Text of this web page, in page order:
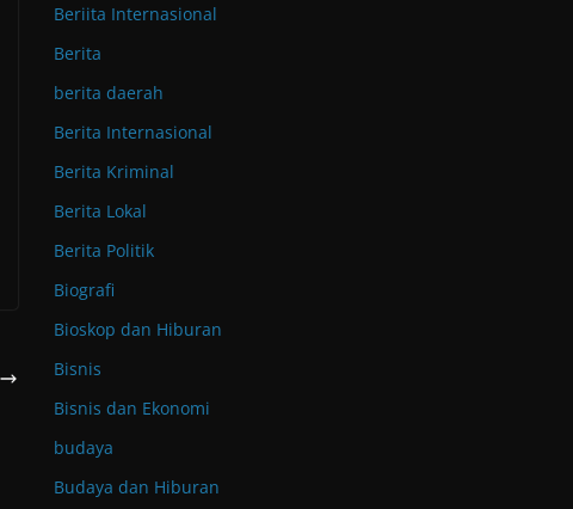
Beriita Internasional
Berita
berita daerah
Berita Internasional
Berita Kriminal
Berita Lokal
Berita Politik
Biografi
Bioskop dan Hiburan
Bisnis
Bisnis dan Ekonomi
budaya
Budaya dan Hiburan